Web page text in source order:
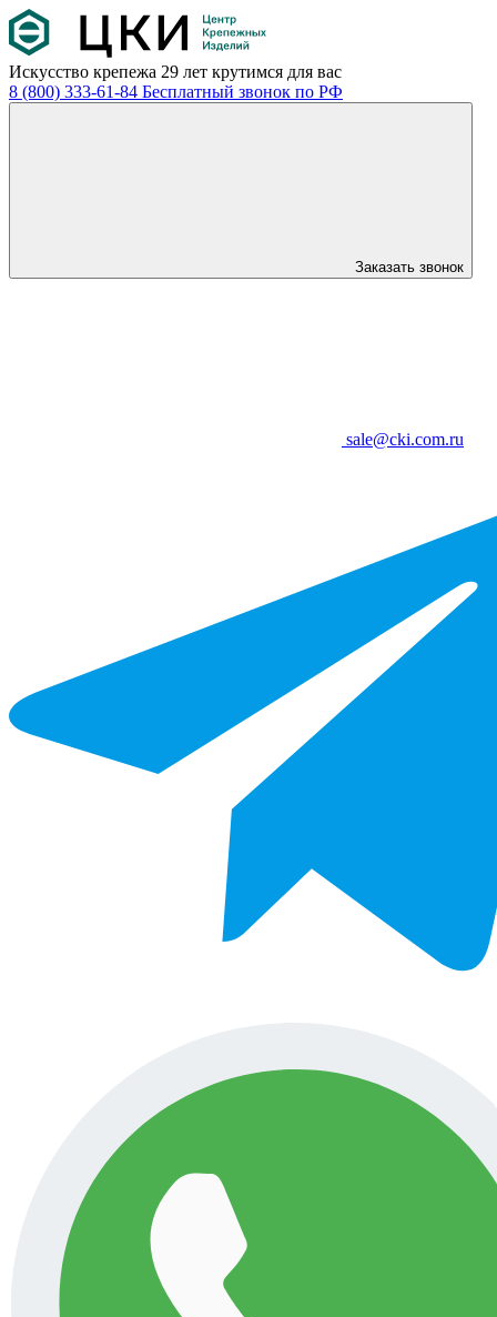
Искусство крепежа 29 лет крутимся для вас
8 (800) 333-61-84 Бесплатный звонок по РФ
Заказать звонок
sale@cki.com.ru